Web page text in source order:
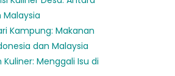
Malaysia
Kampung: Makanan
dan Malaysia
Menggali Isu di